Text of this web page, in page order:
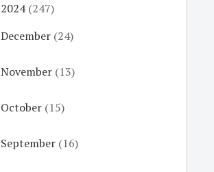
2024 (247)
December (24)
November (13)
October (15)
September (16)